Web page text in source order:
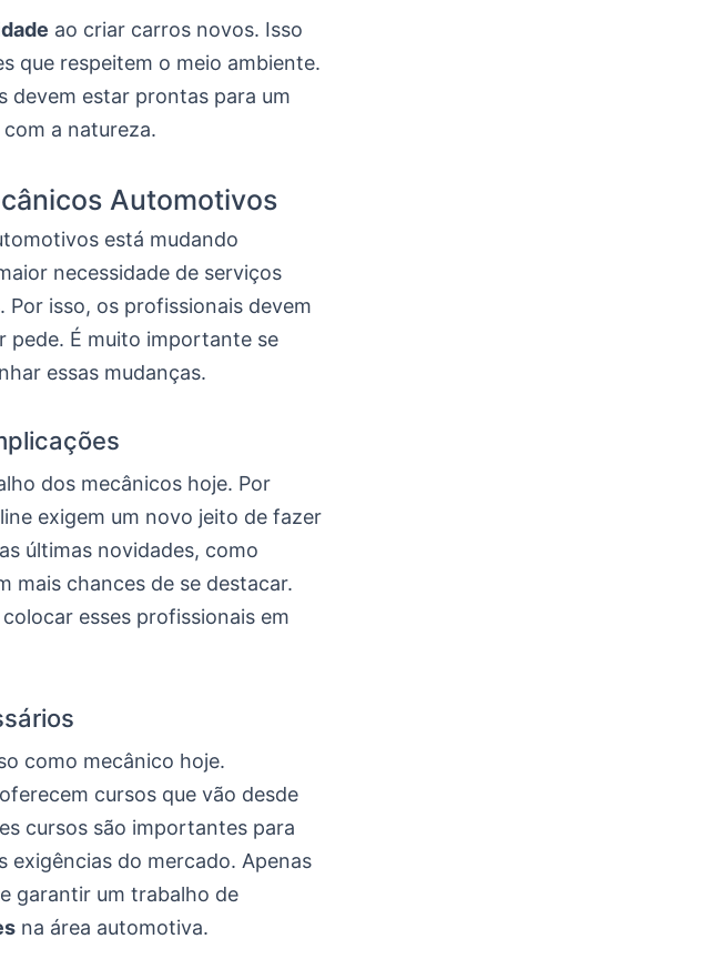
ao criar carros novos. Isso
que respeitem o meio ambiente.
devem estar prontas para um
a natureza.
Automotivos
está mudando
necessidade de serviços
isso, os profissionais devem
pede. É muito importante se
essas mudanças.
dos mecânicos hoje. Por
exigem um novo jeito de fazer
últimas novidades, como
mais chances de se destacar.
esses profissionais em
como mecânico hoje.
cursos que vão desde
cursos são importantes para
exigências do mercado. Apenas
garantir um trabalho de
na área automotiva.